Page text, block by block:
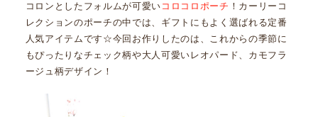
コロンとしたフォルムが可愛い コロコロポーチ ！カーリーコ
レクションのポーチの中では、ギフトにもよく選ばれる定番
人気アイテムです☆今回お作りしたのは、これからの季節に
もぴったりなチェック柄や大人可愛いレオパード、カモフラ
ージュ柄デザイン！